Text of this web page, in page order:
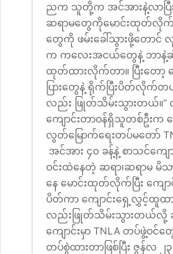
ညက သူတို့က အင်အားနဲ့လာပြီး
ဆရာမတွေကိုမောင်းထုတ်လို
တွေကို ဖမ်းခေါ်သွားဖို့တောင်
က ကလေးအငယ်တွေနဲ့ ဘာနဲ့ဆို
ထုတ်ထားလိုက်တာ။ ပြီးတော့ က
ပြားတွေနဲ့ ရိုက်ပြီးပိတ်လိုက်
လည်း ဖြုတ်သိမ်းသွားတယ်။”
ကျောင်းတာဝန်ရှိသူတစ်ဦးက ပ
လွတ်မြောက်ရေးတပ်မတော်
အင်အား ၄၀ ခန့်နဲ့ စာသင်ကျ
ဝင်းထဲနေတဲ့ ဆရာ၊ဆရာမ မိ
နေ မောင်းထုတ်လိုက်ပြီး ကျော
ပိတ်ကာ ကျောင်းရှေ့လွှင့်ထူထ
လည်းဖြုတ်သိမ်းသွားတယ်လို့
ကျောင်းမှာ TNLA တပ်ဖွဲ့
တပ်စွဲထားတာဖြစ်ပြီး ဇွန်လ